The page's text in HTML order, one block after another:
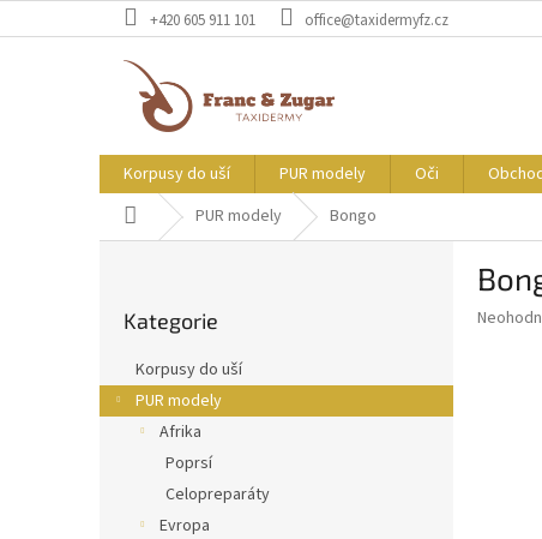
na
+420 605 911 101 office@taxidermyfz.cz
Korpusy do uší PUR modely Oči
Domů PUR modely Bongo
a
n
kategorie
Kategorie
Korpusy do uší
PUR modely
Afrika
Poprsí
Celopreparáty
Evropa